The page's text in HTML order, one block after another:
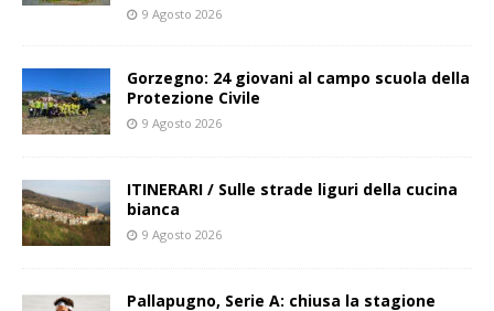
9 Agosto 2026
Gorzegno: 24 giovani al campo scuola della
Protezione Civile
9 Agosto 2026
ITINERARI / Sulle strade liguri della cucina
bianca
9 Agosto 2026
Pallapugno, Serie A: chiusa la stagione